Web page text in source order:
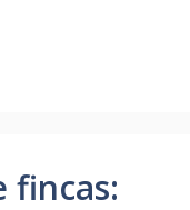
fincas: